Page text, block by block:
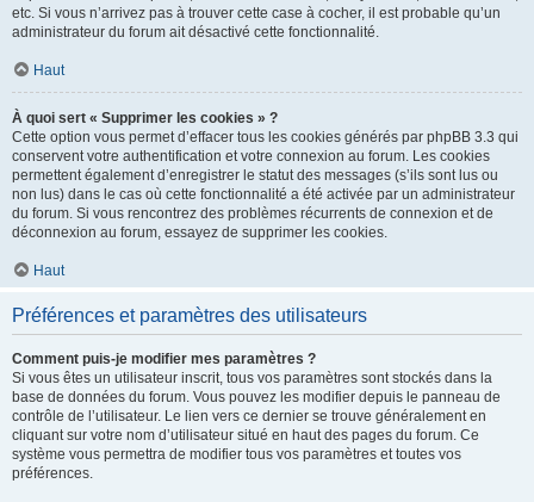
etc. Si vous n’arrivez pas à trouver cette case à cocher, il est probable qu’un
administrateur du forum ait désactivé cette fonctionnalité.
Haut
À quoi sert « Supprimer les cookies » ?
Cette option vous permet d’effacer tous les cookies générés par phpBB 3.3 qui
conservent votre authentification et votre connexion au forum. Les cookies
permettent également d’enregistrer le statut des messages (s’ils sont lus ou
non lus) dans le cas où cette fonctionnalité a été activée par un administrateur
du forum. Si vous rencontrez des problèmes récurrents de connexion et de
déconnexion au forum, essayez de supprimer les cookies.
Haut
Préférences et paramètres des utilisateurs
Comment puis-je modifier mes paramètres ?
Si vous êtes un utilisateur inscrit, tous vos paramètres sont stockés dans la
base de données du forum. Vous pouvez les modifier depuis le panneau de
contrôle de l’utilisateur. Le lien vers ce dernier se trouve généralement en
cliquant sur votre nom d’utilisateur situé en haut des pages du forum. Ce
système vous permettra de modifier tous vos paramètres et toutes vos
préférences.